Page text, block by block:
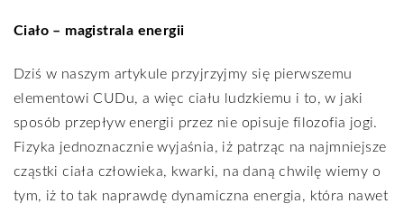
Ciało – magistrala energii
Dziś w naszym artykule przyjrzyjmy się pierwszemu
elementowi CUDu, a więc ciału ludzkiemu i to, w jaki
sposób przepływ energii przez nie opisuje filozofia jogi.
Fizyka jednoznacznie wyjaśnia, iż patrząc na najmniejsze
cząstki ciała człowieka, kwarki, na daną chwilę wiemy o
tym, iż to tak naprawdę dynamiczna energia, która nawet